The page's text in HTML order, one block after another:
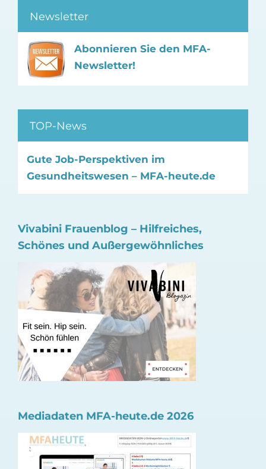
Newsletter
Abonnieren Sie den MFA-
Newsletter!
TOP-News
Gute Job-Perspektiven im
Gesundheitswesen – MFA-heute.de
Vivabini Frauenblog – Hilfreiches,
Schönes und Außergewöhnliches
Mediadaten MFA-heute.de 2026